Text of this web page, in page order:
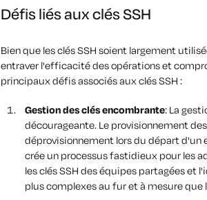
Défis liés aux clés SSH
Bien que les clés SSH soient largement
entraver l'efficacité des opérations et
principaux défis associés aux clés SSH :
Gestion des clés encombrante: La
décourageante. Le provisionnement
déprovisionnement lors du départ d'un
crée un processus fastidieux pour les
les clés SSH des équipes partagées
plus complexes au fur et à mesure que